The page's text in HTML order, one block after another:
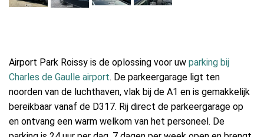
Airport Park Roissy is de oplossing voor uw parking bij
Charles de Gaulle airport. De parkeergarage ligt ten
noorden van de luchthaven, vlak bij de A1 en is gemakkelijk
bereikbaar vanaf de D317. Rij direct de parkeergarage op
en ontvang een warm welkom van het personeel. De